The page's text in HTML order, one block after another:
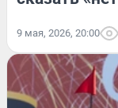
9 мая, 2026, 20:00